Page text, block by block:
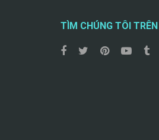
TÌM CHÚNG TÔI TRÊN